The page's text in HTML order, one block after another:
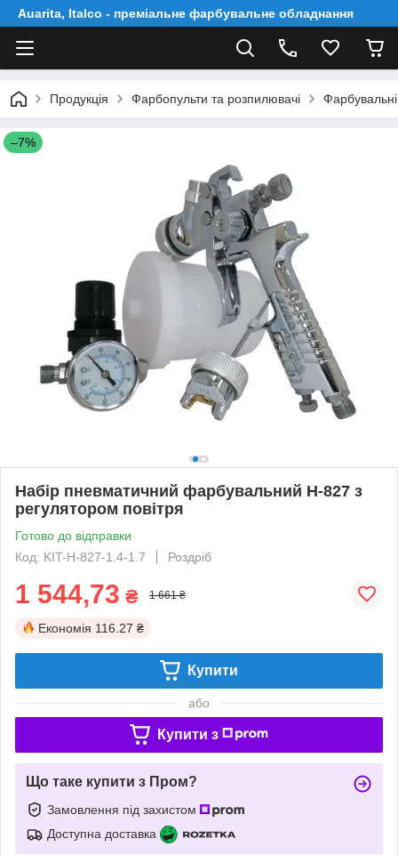
Auarita, Italco - преміальне фарбувальне обладнання
Продукція Фарбопульти та розпилювачі
–7%
Набір пневматичний фарбувальний H-827 з
регулятором повітря
Готово до відправки
Код: KIT-H-827-1.4-1.7
Роздріб
1 544,73 ₴ 1 661 ₴
Економія 116.27 ₴
Купити
або
Купити з
Що таке купити з Пром?
Замовлення під захистом
Доступна доставка